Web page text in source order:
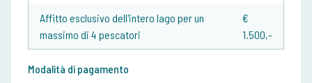
Affitto esclusivo dell'intero lago per un
massimo di 4 pescatori
€
1.500,-
Modalità di pagamento